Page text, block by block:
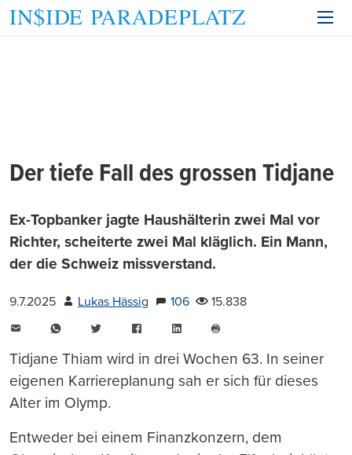
Der tiefe Fall des grossen Tidjane
Ex-Topbanker jagte Haushälterin zwei Mal vor
Richter, scheiterte zwei Mal kläglich. Ein Mann,
der die Schweiz missverstand.
9.7.2025 Lukas Hässig 106
15.838
WhatsAppTwitter FacebookLinkedIn
drucken
Tidjane Thiam wird in drei Wochen 63. In seiner
eigenen Karriereplanung sah er sich für dieses
Alter im Olymp.
Entweder bei einem Finanzkonzern, dem